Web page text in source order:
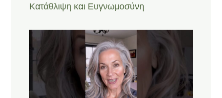
Κατάθλιψη και Ευγνωμοσύνη